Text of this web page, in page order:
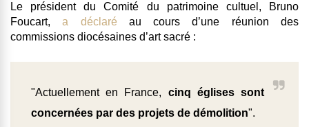
Le président du Comité du patrimoine cultuel, Bruno
Foucart,a déclaré au cours d’une réunion des
commissions diocésaines d’art sacré :
"Actuellement en France, cinq églises sont
concernées par des projets de démolition".